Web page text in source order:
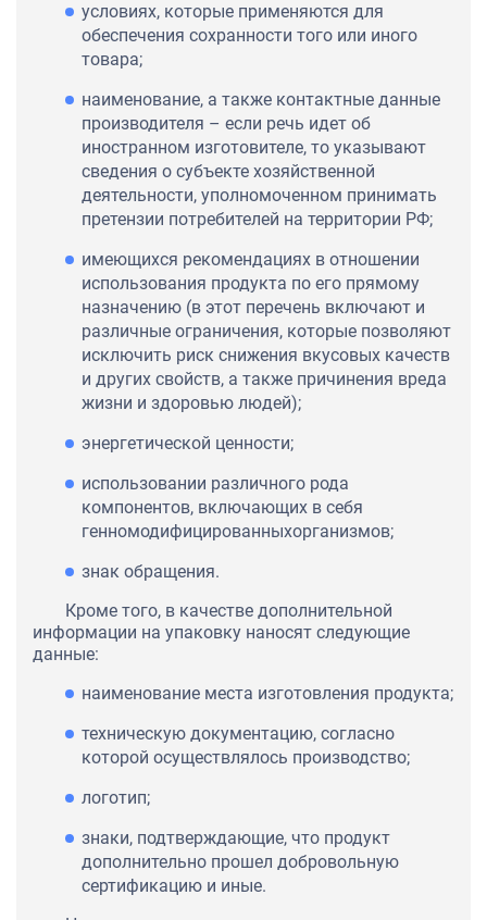
условиях, которые применяются для
обеспечения сохранности того или иного
товара;
наименование, а также контактные данные
производителя – если речь идет об
иностранном изготовителе, то указывают
сведения о субъекте хозяйственной
деятельности, уполномоченном принимать
претензии потребителей на территории РФ;
имеющихся рекомендациях в отношении
использования продукта по его прямому
назначению (в этот перечень включают и
различные ограничения, которые позволяют
исключить риск снижения вкусовых качеств
и других свойств, а также причинения вреда
жизни и здоровью людей);
энергетической ценности;
использовании различного рода
компонентов, включающих в себя
генномодифицированныхорганизмов;
знак обращения.
Кроме того, в качестве дополнительной
информации на упаковку наносят следующие
данные:
наименование места изготовления продукта;
техническую документацию, согласно
которой осуществлялось производство;
логотип;
знаки, подтверждающие, что продукт
дополнительно прошел добровольную
сертификацию и иные.